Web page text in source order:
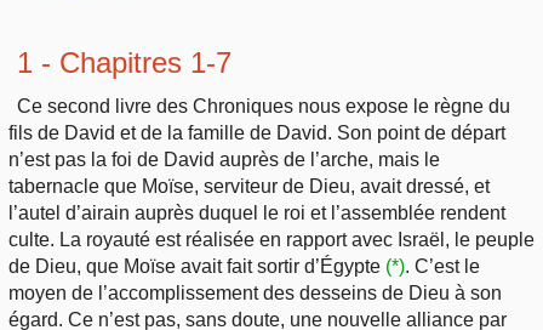
L'Église, l'Assemblée
Prophétie
Sanctification
Vie pratique
Mariage, famille
COURS Bibliques - GUIDES de lecture
Pour débuter
Auteurs de A à Z
Rechercher dans la Bible
Études et commentaires par passage
Dictionnaires bibliques
1 - Chapitres 1-7
Ce second livre des Chroniques nous expose le règne du
fils de David et de la famille de David. Son point de départ
n’est pas la foi de David auprès de l’arche, mais le
tabernacle que Moïse, serviteur de Dieu, avait dressé, et
l’autel d’airain auprès duquel le roi et l’assemblée rendent
culte. La royauté est réalisée en rapport avec Israël, le peuple
de Dieu, que Moïse avait fait sortir d’Égypte (*). C’est le
moyen de l’accomplissement des desseins de Dieu à son
égard. Ce n’est pas, sans doute, une nouvelle alliance par